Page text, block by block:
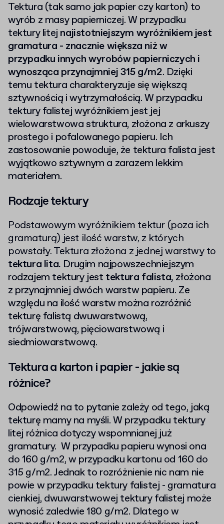
Tektura (tak samo jak papier czy karton) to
wyrób z masy papierniczej. W przypadku
tektury litej najistotniejszym wyróżnikiem jest
gramatura - znacznie większa niż w
przypadku innych wyrobów papierniczych i
wynosząca przynajmniej 315 g/m2. Dzięki
temu tektura charakteryzuje się większą
sztywnością i wytrzymałością. W przypadku
tektury falistej wyróżnikiem jest jej
wielowarstwowa struktura, złożona z arkuszy
prostego i pofalowanego papieru. Ich
zastosowanie powoduje, że tektura falista jest
wyjątkowo sztywnym a zarazem lekkim
materiałem.
Rodzaje tektury
Podstawowym wyróżnikiem tektur (poza ich
gramaturą) jest ilość warstw, z których
powstały. Tektura złożona z jednej warstwy to
tektura lita. Drugim najpowszechniejszym
rodzajem tektury jest tektura falista, złożona
z przynajmniej dwóch warstw papieru. Ze
względu na ilość warstw można rozróżnić
tekturę falistą dwuwarstwową,
trójwarstwową, pięciowarstwową i
siedmiowarstwową.
Tektura a karton i papier - jakie są
różnice?
Odpowiedź na to pytanie zależy od tego, jaką
tekturę mamy na myśli. W przypadku tektury
litej różnica dotyczy wspomnianej już
gramatury. W przypadku papieru wynosi ona
do 160 g/m2, w przypadku kartonu od 160 do
315 g/m2. Jednak to rozróżnienie nic nam nie
powie w przypadku tektury falistej - gramatura
cienkiej, dwuwarstwowej tektury falistej może
wynosić zaledwie 180 g/m2. Dlatego w